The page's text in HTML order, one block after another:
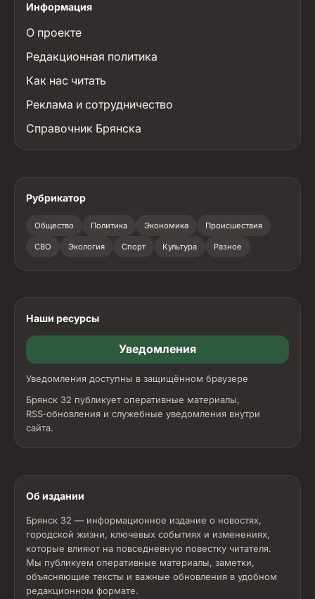
Информация
О проекте
Редакционная политика
Как нас читать
Реклама и сотрудничество
Справочник Брянска
Рубрикатор
Общество Политика Экономика Происшествия
СВО Экология Спорт Культура Разное
Наши ресурсы
Уведомления
Уведомления доступны в защищённом браузере
Брянск 32 публикует оперативные материалы,
RSS‑обновления и служебные уведомления внутри
сайта.
Об издании
Брянск 32 — информационное издание о новостях,
городской жизни, ключевых событиях и изменениях,
которые влияют на повседневную повестку читателя.
Мы публикуем оперативные материалы, заметки,
объясняющие тексты и важные обновления в удобном
редакционном формате.